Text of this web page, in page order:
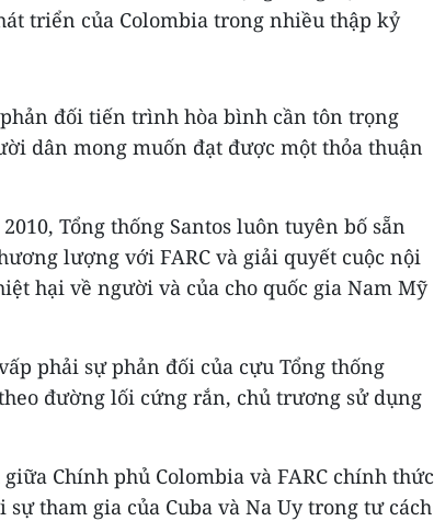
triển của Colombia trong nhiều thập kỷ
đối tiến trình hòa bình cần tôn trọng
dân mong muốn đạt được một thỏa thuận
Tổng thống Santos luôn tuyên bố sẵn
lượng với FARC và giải quyết cuộc nội
hại về người và của cho quốc gia Nam Mỹ
phải sự phản đối của cựu Tổng thống
đường lối cứng rắn, chủ trương sử dụng
Chính phủ Colombia và FARC chính thức
tham gia của Cuba và Na Uy trong tư cách